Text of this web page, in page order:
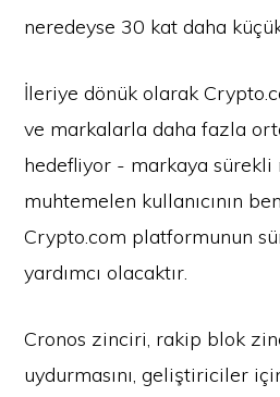
neredeyse 30 kat daha
İleriye dönük olarak
ve markalarla daha fazla
hedefliyor - markaya sürekli
muhtemelen kullanıcının
Crypto.com platformunun
yardımcı olacaktır.
Cronos zinciri, rakip blok
uydurmasını, geliştiriciler